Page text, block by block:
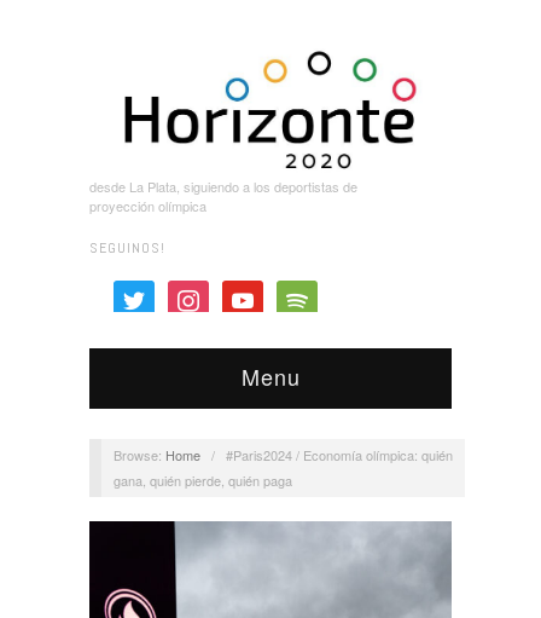
desde La Plata, siguiendo a los deportistas de
proyección olímpica
SEGUINOS!
twitter instagram youtube spotify
Menu
Browse: Home / #Paris2024 / Economía olímpica: quién
gana, quién pierde, quién paga